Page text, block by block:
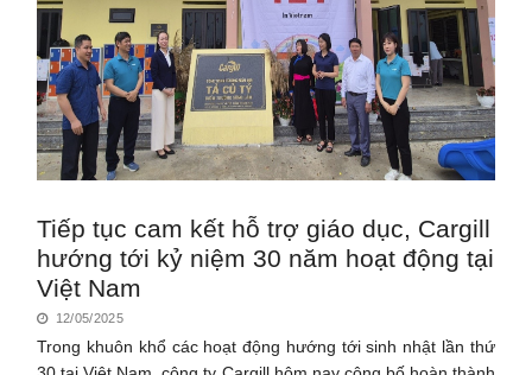
Tiếp tục cam kết hỗ trợ giáo dục, Cargill
hướng tới kỷ niệm 30 năm hoạt động tại
Việt Nam
12/05/2025
Trong khuôn khổ các hoạt động hướng tới sinh nhật lần thứ